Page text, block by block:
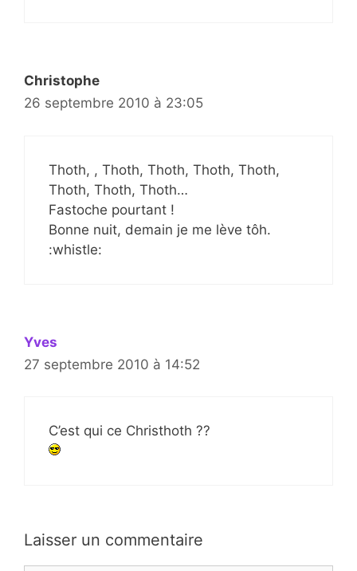
Christophe
26 septembre 2010 à 23:05
Thoth, , Thoth, Thoth, Thoth, Thoth,
Thoth, Thoth, Thoth…
Fastoche pourtant !
Bonne nuit, demain je me lève tôh.
:whistle:
Yves
27 septembre 2010 à 14:52
C’est qui ce Christhoth ??
Laisser un commentaire